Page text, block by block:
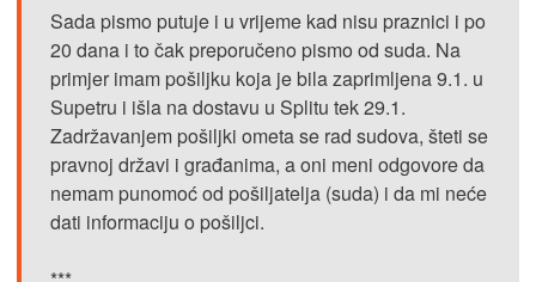
Sada pismo putuje i u vrijeme kad nisu praznici i po
20 dana i to čak preporučeno pismo od suda. Na
primjer imam pošiljku koja je bila zaprimljena 9.1. u
Supetru i išla na dostavu u Splitu tek 29.1.
Zadržavanjem pošiljki ometa se rad sudova, šteti se
pravnoj državi i građanima, a oni meni odgovore da
nemam punomoć od pošiljatelja (suda) i da mi neće
dati informaciju o pošiljci.